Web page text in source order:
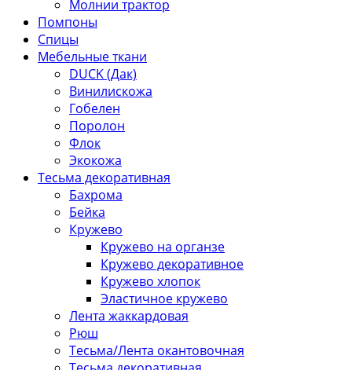
Молнии трактор
Помпоны
Спицы
Мебельные ткани
DUCK (Дак)
Винилискожа
Гобелен
Поролон
Флок
Экокожа
Тесьма декоративная
Бахрома
Бейка
Кружево
Кружево на органзе
Кружево декоративное
Кружево хлопок
Эластичное кружево
Лента жаккардовая
Рюш
Тесьма/Лента окантовочная